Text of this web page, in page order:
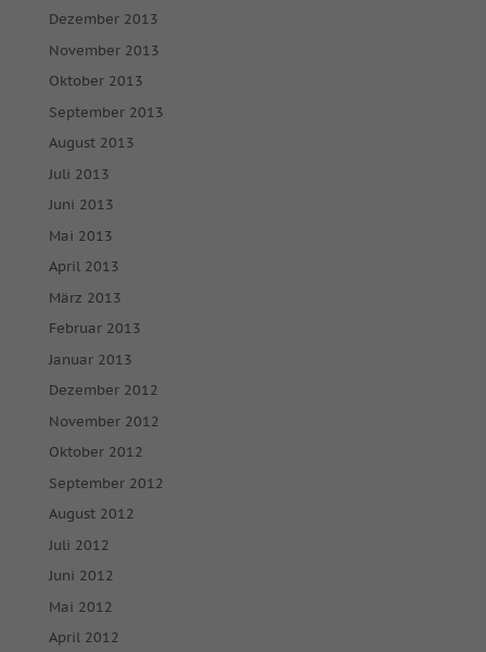
Dezember 2013
November 2013
Oktober 2013
September 2013
August 2013
Juli 2013
Juni 2013
Mai 2013
April 2013
März 2013
Februar 2013
Januar 2013
Dezember 2012
November 2012
Oktober 2012
September 2012
August 2012
Juli 2012
Juni 2012
Mai 2012
April 2012